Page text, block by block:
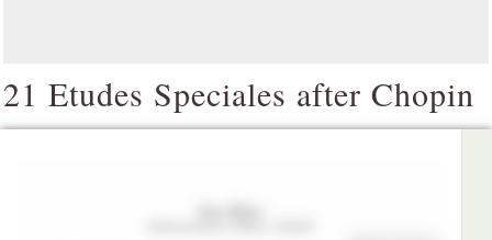
21 Etudes Speciales after Chopin